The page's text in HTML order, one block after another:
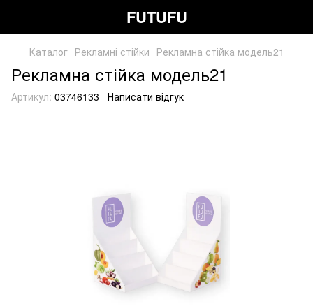
FUTUFU
Каталог Рекламні стійки Рекламна стійка модель21
Рекламна стійка модель21
Артикул: 03746133 Написати відгук